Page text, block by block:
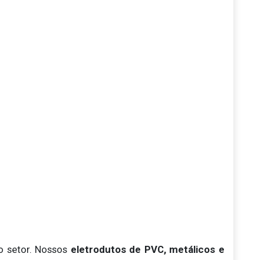
setor. Nossos eletrodutos de PVC, metálicos e